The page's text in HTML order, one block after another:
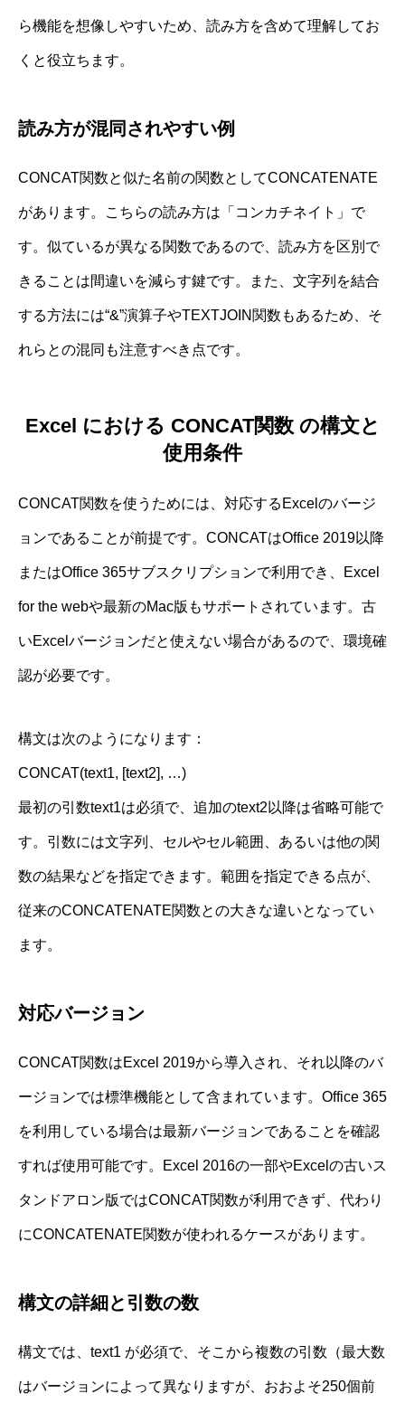
ら機能を想像しやすいため、読み方を含めて理解してお
くと役立ちます。
読み方が混同されやすい例
CONCAT関数と似た名前の関数としてCONCATENATE
があります。こちらの読み方は「コンカチネイト」で
す。似ているが異なる関数であるので、読み方を区別で
きることは間違いを減らす鍵です。また、文字列を結合
する方法には“&”演算子やTEXTJOIN関数もあるため、そ
れらとの混同も注意すべき点です。
Excel における CONCAT関数 の構文と
使用条件
CONCAT関数を使うためには、対応するExcelのバージ
ョンであることが前提です。CONCATはOffice 2019以降
またはOffice 365サブスクリプションで利用でき、Excel
for the webや最新のMac版もサポートされています。古
いExcelバージョンだと使えない場合があるので、環境確
認が必要です。
構文は次のようになります：
CONCAT(text1, [text2], …)
最初の引数text1は必須で、追加のtext2以降は省略可能で
す。引数には文字列、セルやセル範囲、あるいは他の関
数の結果などを指定できます。範囲を指定できる点が、
従来のCONCATENATE関数との大きな違いとなってい
ます。
対応バージョン
CONCAT関数はExcel 2019から導入され、それ以降のバ
ージョンでは標準機能として含まれています。Office 365
を利用している場合は最新バージョンであることを確認
すれば使用可能です。Excel 2016の一部やExcelの古いス
タンドアロン版ではCONCAT関数が利用できず、代わり
にCONCATENATE関数が使われるケースがあります。
構文の詳細と引数の数
構文では、text1 が必須で、そこから複数の引数（最大数
はバージョンによって異なりますが、おおよそ250個前